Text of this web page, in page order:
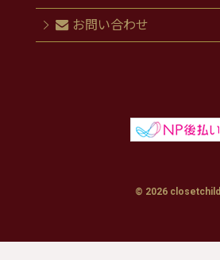
お問い合わせ
© 2026 closetchild